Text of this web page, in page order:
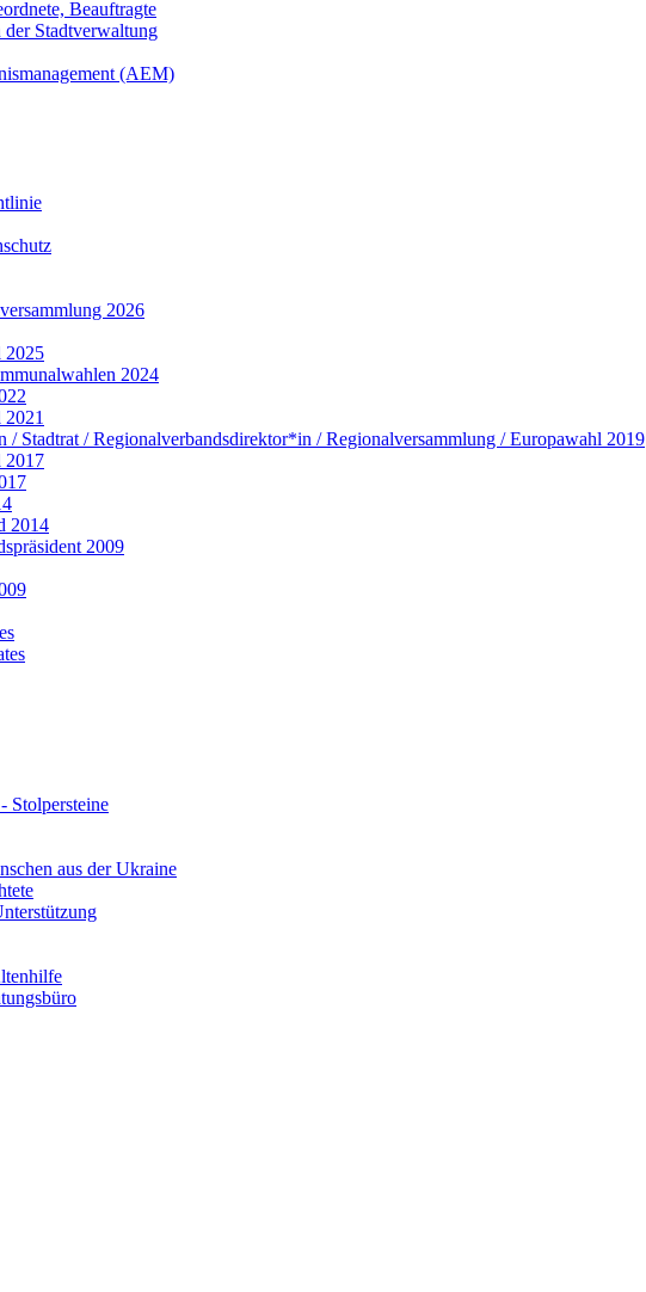
Beauftragte
der Stadtverwaltung
(AEM)
2026
2025
2024
/ Stadtrat / Regionalverbandsdirektor*in / Regionalversammlung / Europawahl 2019
2017
2014
2009
Stolpersteine
aus der Ukraine